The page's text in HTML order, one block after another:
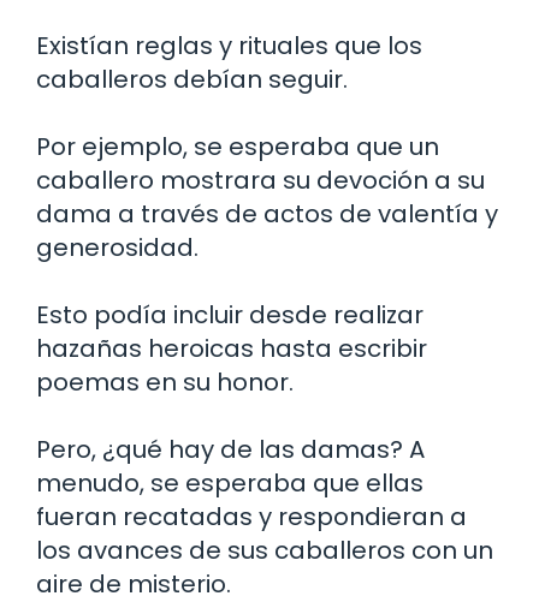
Existían reglas y rituales que los
caballeros debían seguir.
Por ejemplo, se esperaba que un
caballero mostrara su devoción a su
dama a través de actos de valentía y
generosidad.
Esto podía incluir desde realizar
hazañas heroicas hasta escribir
poemas en su honor.
Pero, ¿qué hay de las damas? A
menudo, se esperaba que ellas
fueran recatadas y respondieran a
los avances de sus caballeros con un
aire de misterio.